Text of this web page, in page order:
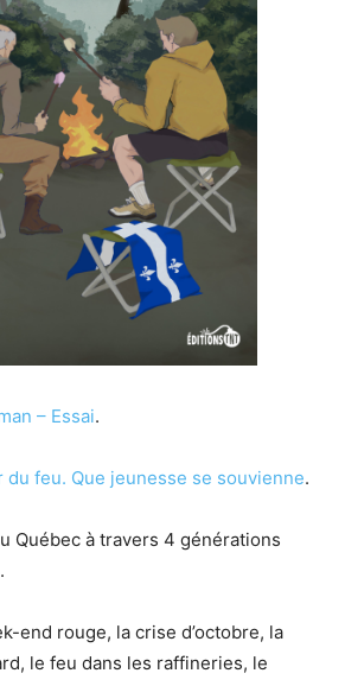
– Essai.
du feu. Que jeunesse se souvienne.
Québec à travers 4 générations
end rouge, la crise d’octobre, la
le feu dans les raffineries, le